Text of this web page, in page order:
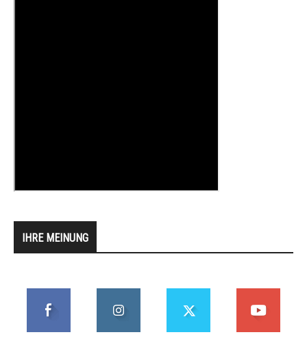
IHRE MEINUNG